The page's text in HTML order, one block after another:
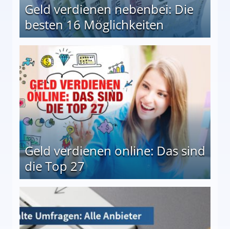
Geld verdienen nebenbei: Die
besten 16 Möglichkeiten
Geld verdienen online: Das sind
die Top 27